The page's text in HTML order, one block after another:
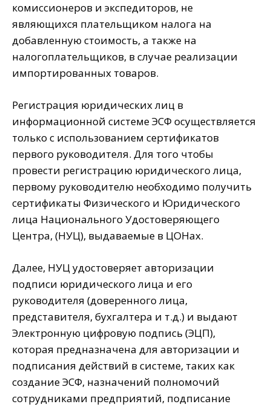
комиссионеров и экспедиторов, не
являющихся плательщиком налога на
добавленную стоимость, а также на
налогоплательщиков, в случае реализации
импортированных товаров.
Регистрация юридических лиц в
информационной системе ЭСФ осуществляется
только с использованием сертификатов
первого руководителя. Для того чтобы
провести регистрацию юридического лица,
первому руководителю необходимо получить
сертификаты Физического и Юридического
лица Национального Удостоверяющего
Центра, (НУЦ), выдаваемые в ЦОНах.
Далее, НУЦ удостоверяет авторизации
подписи юридического лица и его
руководителя (доверенного лица,
представителя, бухгалтера и т.д.) и выдают
Электронную цифровую подпись (ЭЦП),
которая предназначена для авторизации и
подписания действий в системе, таких как
создание ЭСФ, назначений полномочий
сотрудниками предприятий, подписание